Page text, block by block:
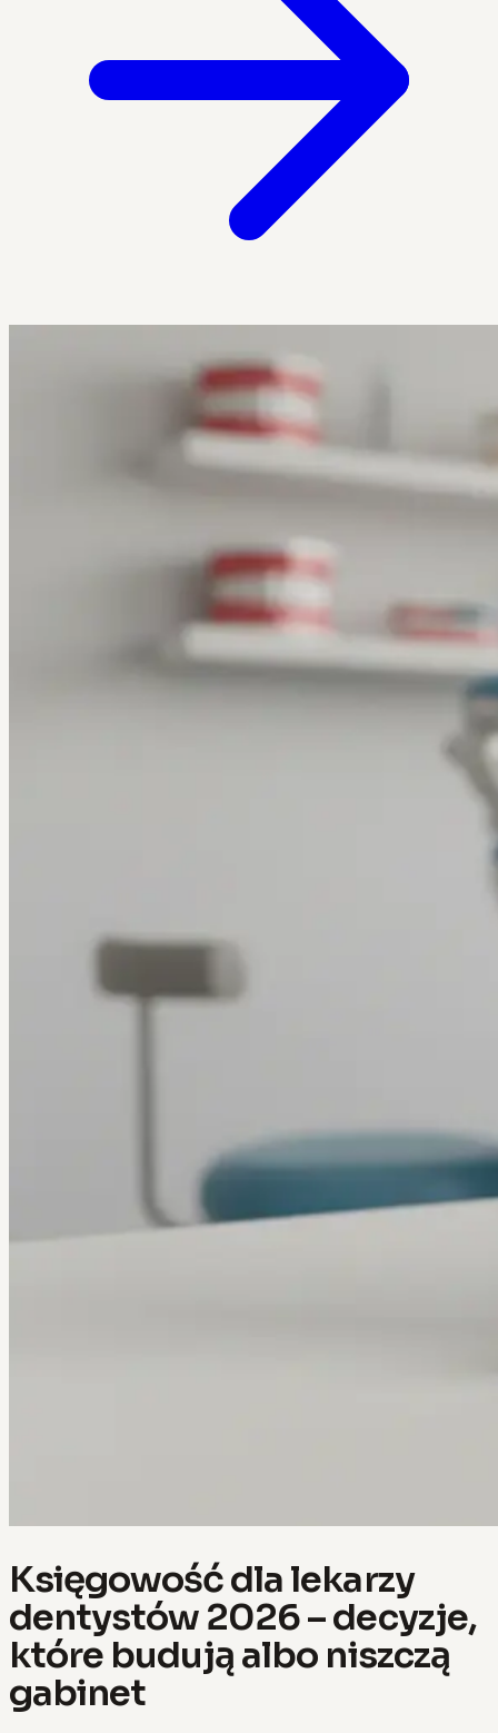
Księgowość dla lekarzy
dentystów 2026 – decyzje,
które budują albo niszczą
gabinet